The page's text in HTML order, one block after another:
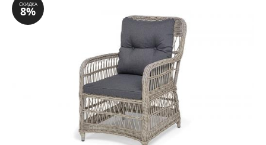
СКИДКА
8%